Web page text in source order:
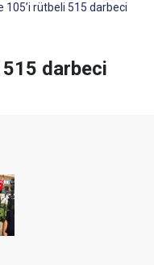
105’i rütbeli 515 darbeci
515 darbeci